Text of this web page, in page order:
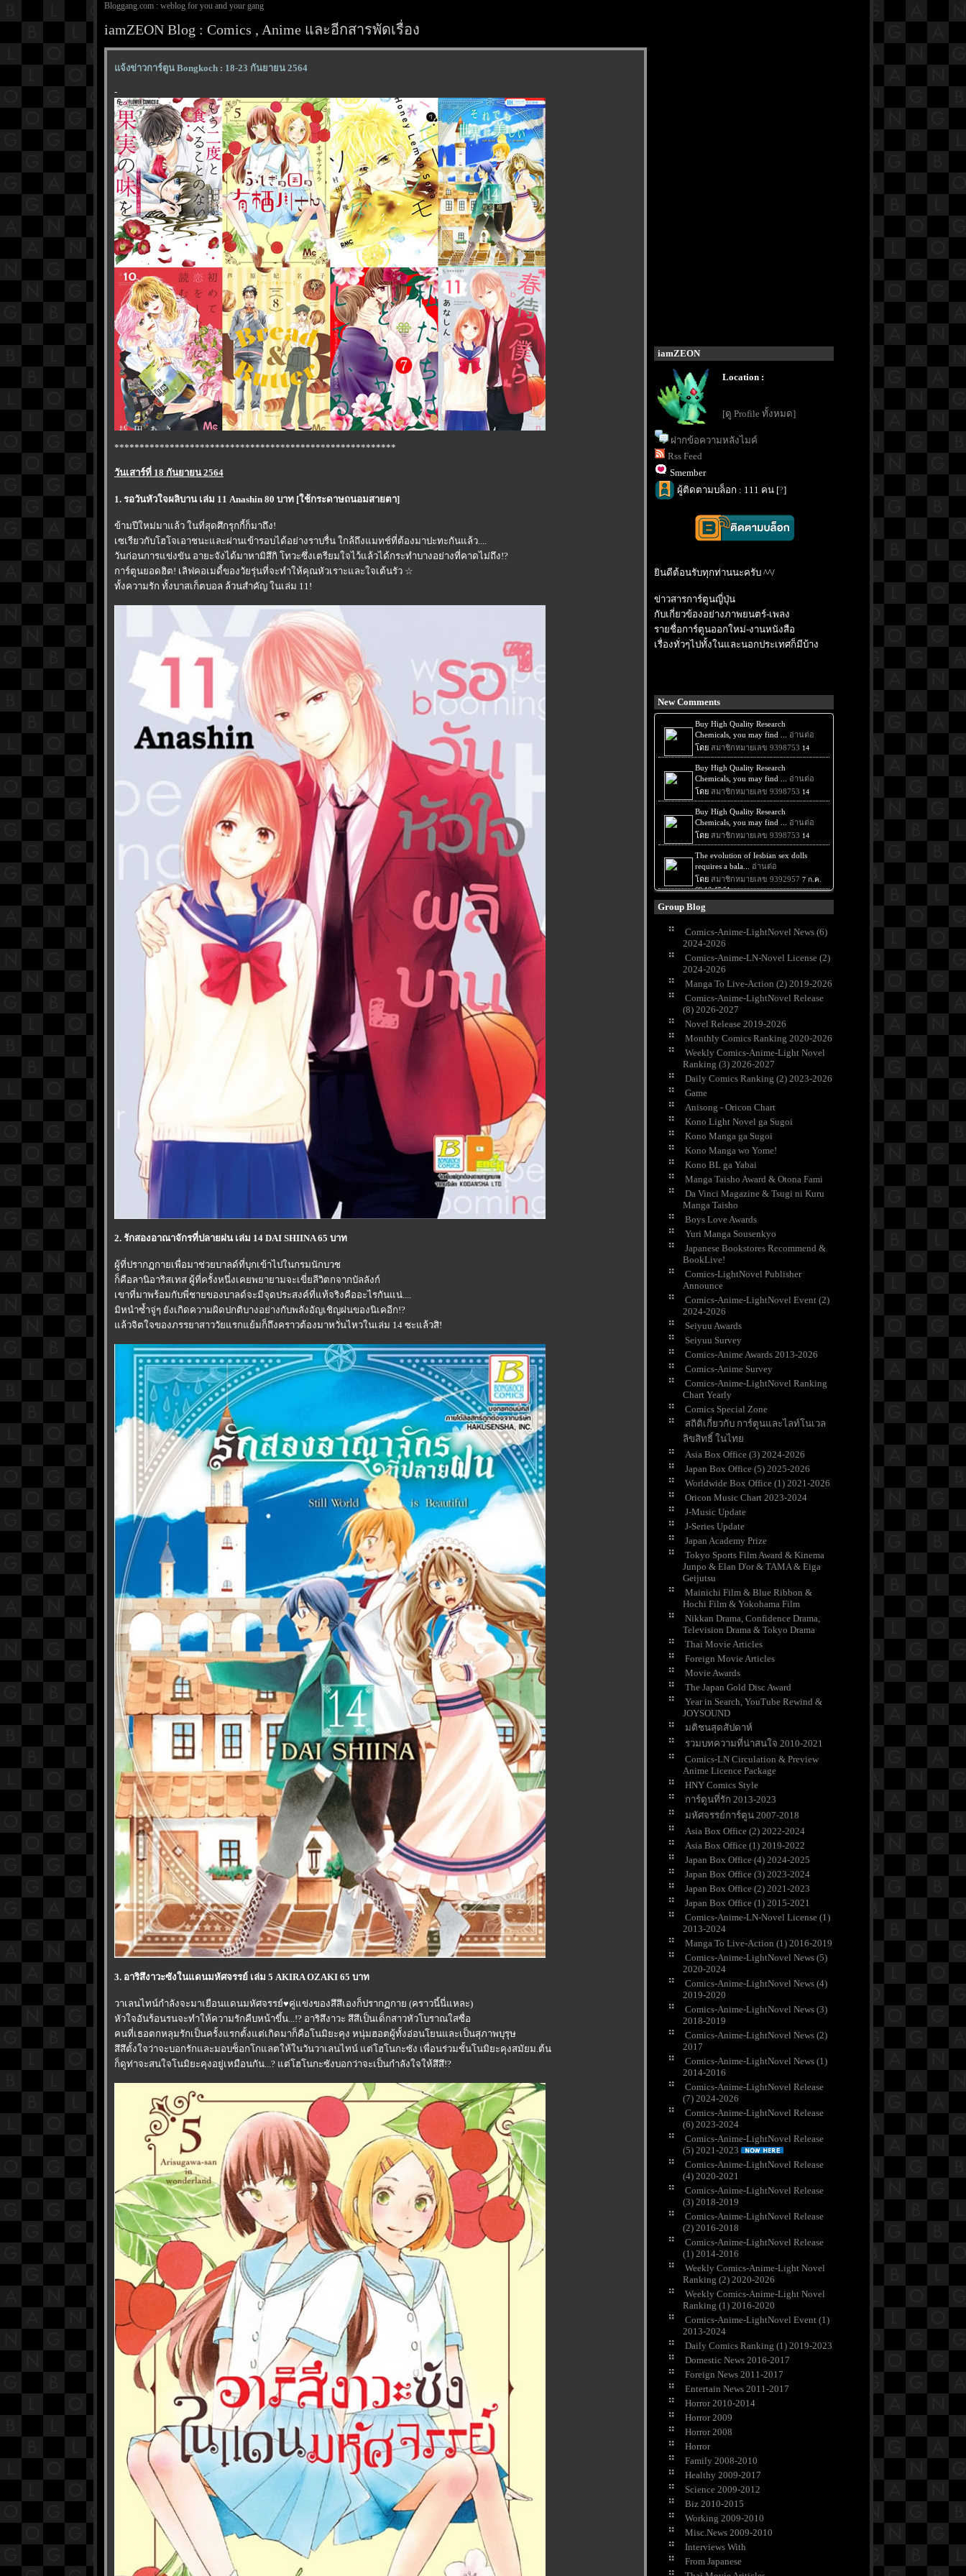
Bloggang.com : weblog for you and your gang
iamZEON Blog : Comics , Anime และอีกสารพัดเรื่อง
จ้งข่าวการ์ตูน Bongkoch : 18-23 กันยายน 2564
-
********************************************************
วันเสาร์ที่ 18 กันยายน 2564
1. รอวันหัวใจผลิบาน เล่ม 11 Anashin 80 บาท [ใช้กระดาษถนอมสายตา]
ข้ามปีใหม่มาแล้ว ในที่สุดศึกรุกกี้ก็มาถึง!
เซเรียวกับโฮโจเอาชนะและผ่านเข้ารอบได้อย่างราบรื่น ใกล้ถึงแมทช์ที่ต้องมาปะทะกันแล้ว....
วันก่อนการแข่งขัน อายะจังได้มาหามิสึกิ โทวะซึ่งเตรียมใจไว้แล้วได้กระทำบางอย่างที่คาดไม่ถึง!?
การ์ตูนยอดฮิต! เลิฟคอเมดี้ของวัยรุ่นที่จะทำให้คุณหัวเราะและใจเต้นรัว ☆
ทั้งความรัก ทั้งบาสเก็ตบอล ล้วนสำคัญ ในเล่ม 11!
2. รักสองอาณาจักรที่ปลายฝน เล่ม 14 DAI SHIINA 65 บาท
ผู้ที่ปรากฏกายเพื่อมาช่วยบาลด์ที่บุกเข้าไปในกรมนักบวช
ก็คือลานิอาริสเทส ผู้ที่ครั้งหนึ่งเคยพยายามจะเขี่ยลีวิตกจากบัลลังก์
เขาที่มาพร้อมกับพี่ชายของบาลด์จะมีจุดประสงค์ที่แท้จริงคืออะไรกันแน่....
มิหนำซ้ำจู่ๆ ยังเกิดความผิดปกติบางอย่างกับพลังอัญเชิญฝนของนิเคอีก!?
ล้วจิตใจของภรรยาสาววัยแรกแย้มก็ถึงคราวต้องมาหวั่นไหวในเล่ม 14 ซะแล้วสิ!
3. อาริสึงาวะซังในแดนมหัศจรรย์ เล่ม 5 AKIRA OZAKI 65 บาท
วาเลนไทน์กำลังจะมาเยือนแดนมหัศจรรย์♥คู่แข่งของสึสึเองก็ปรากฏกาย (คราวนี้นี่แหละ)
หัวใจอันร้อนรนจะทำให้ความรักคืบหน้าขึ้น...!? อาริสึงาวะ สึสึเป็นเด็กสาวหัวโบราณใสซื่อ
คนที่เธอตกหลุมรักเป็นครั้งแรกตั้งแต่เกิดมาก็คือโนมิยะคุง หนุ่มฮอตผู้ทั้งอ่อนโยนและเป็นสุภาพบุรุษ
สึสึตั้งใจว่าจะบอกรักและมอบช็อกโกแลตให้ในวันวาเลนไทน์ แต่โฮโนกะซัง เพื่อนร่วมชั้นโนมิยะคุงสมัยม.ต้น
ก็ดูท่าจะสนใจโนมิยะคุงอยู่เหมือนกัน...? แต่โฮโนกะซังบอกว่าจะเป็นกำลังใจให้สึสึ!?
iamZEON
Location :
[ดู Profile ทั้งหมด]
ฝากข้อความหลังไมค์
Rss Feed
Smember
ผู้ติดตามบล็อก : 111 คน [?]
ินดีต้อนรับทุกท่านนะครับ ^^/
ข่าวสารการ์ตูนญี่ปุ่น
กับเกี่ยวข้องอย่างภาพยนตร์-เพลง
รายชื่อการ์ตูนออกใหม่-งานหนังสือ
เรื่องทั่วๆไปทั้งในและนอกประเทศก็มีบ้าง
New Comments
Group Blog
Comics-Anime-LightNovel News (6)
2024-2026
Comics-Anime-LN-Novel License (2)
2024-2026
Manga To Live-Action (2) 2019-2026
Comics-Anime-LightNovel Release
(8) 2026-2027
Novel Release 2019-2026
Monthly Comics Ranking 2020-2026
Weekly Comics-Anime-Light Novel
Ranking (3) 2026-2027
Daily Comics Ranking (2) 2023-2026
Game
Anisong - Oricon Chart
Kono Light Novel ga Sugoi
Kono Manga ga Sugoi
Kono Manga wo Yome!
Kono BL ga Yabai
Manga Taisho Award & Otona Fami
Da Vinci Magazine & Tsugi ni Kuru
Manga Taisho
Boys Love Awards
Yuri Manga Sousenkyo
Japanese Bookstores Recommend &
BookLive!
Comics-LightNovel Publisher
Announce
Comics-Anime-LightNovel Event (2)
2024-2026
Seiyuu Awards
Seiyuu Survey
Comics-Anime Awards 2013-2026
Comics-Anime Survey
Comics-Anime-LightNovel Ranking
Chart Yearly
Comics Special Zone
สถิติเกี่ยวกับ การ์ตูนและไลท์โนเวล
ลิขสิทธิ์ ในไท
Asia Box Office (3) 2024-2026
Japan Box Office (5) 2025-2026
Worldwide Box Office (1) 2021-2026
Oricon Music Chart 2023-2024
J-Music Update
J-Series Update
Japan Academy Prize
Tokyo Sports Film Award & Kinema
Junpo & Elan D'or & TAMA & Eiga
Geijutsu
Mainichi Film & Blue Ribbon &
Hochi Film & Yokohama Film
Nikkan Drama, Confidence Drama,
Television Drama & Tokyo Drama
Thai Movie Articles
Foreign Movie Articles
Movie Awards
The Japan Gold Disc Award
Year in Search, YouTube Rewind &
JOYSOUND
มติชนสุดสัปดาห์
รวมบทความที่น่าสนใจ 2010-2021
Comics-LN Circulation & Preview
Anime Licence Package
HNY Comics Style
การ์ตูนที่รัก 2013-2023
มหัศจรรย์การ์ตูน 2007-2018
Asia Box Office (2) 2022-2024
Asia Box Office (1) 2019-2022
Japan Box Office (4) 2024-2025
Japan Box Office (3) 2023-2024
Japan Box Office (2) 2021-2023
Japan Box Office (1) 2015-2021
Comics-Anime-LN-Novel License (1)
2013-2024
Manga To Live-Action (1) 2016-2019
Comics-Anime-LightNovel News (5)
2020-2024
Comics-Anime-LightNovel News (4)
2019-2020
Comics-Anime-LightNovel News (3)
2018-2019
Comics-Anime-LightNovel News (2)
2017
Comics-Anime-LightNovel News (1)
2014-2016
Comics-Anime-LightNovel Release
(7) 2024-2026
Comics-Anime-LightNovel Release
(6) 2023-2024
Comics-Anime-LightNovel Release
(5) 2021-2023
Comics-Anime-LightNovel Release
(4) 2020-2021
Comics-Anime-LightNovel Release
(3) 2018-2019
Comics-Anime-LightNovel Release
(2) 2016-2018
Comics-Anime-LightNovel Release
(1) 2014-2016
Weekly Comics-Anime-Light Novel
Ranking (2) 2020-2026
Weekly Comics-Anime-Light Novel
Ranking (1) 2016-2020
Comics-Anime-LightNovel Event (1)
2013-2024
Daily Comics Ranking (1) 2019-2023
Domestic News 2016-2017
Foreign News 2011-2017
Entertain News 2011-2017
Horror 2010-2014
Horror 2009
Horror 2008
Horror
Family 2008-2010
Healthy 2009-2017
Science 2009-2012
Biz 2010-2015
Working 2009-2010
Misc.News 2009-2010
Interviews With
From Japanese